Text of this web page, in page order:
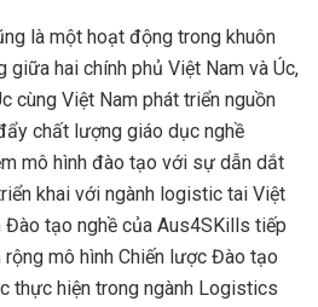
là một hoạt động trong khuôn
hai chính phủ Việt Nam và Úc,
cùng Việt Nam phát triển nguồn
chất lượng giáo dục nghề
mô hình đào tạo với sự dẫn dắt
khai với ngành logistic tai Việt
tạo nghề của Aus4SKills tiếp
mô hình Chiến lược Đào tạo
thực hiện trong ngành Logistics